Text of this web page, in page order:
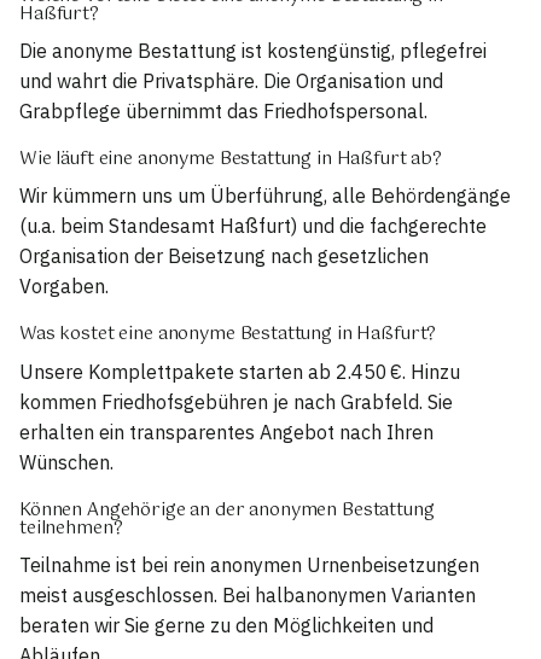
Haßfurt?
Die anonyme Bestattung ist kostengünstig, pflegefrei
und wahrt die Privatsphäre. Die Organisation und
Grabpflege übernimmt das Friedhofspersonal.
Wie läuft eine anonyme Bestattung in Haßfurt ab?
Wir kümmern uns um Überführung, alle Behördengänge
(u.a. beim Standesamt Haßfurt) und die fachgerechte
Organisation der Beisetzung nach gesetzlichen
Vorgaben.
Was kostet eine anonyme Bestattung in Haßfurt?
Unsere Komplettpakete starten ab 2.450 €. Hinzu
kommen Friedhofsgebühren je nach Grabfeld. Sie
erhalten ein transparentes Angebot nach Ihren
Wünschen.
Können Angehörige an der anonymen Bestattung
teilnehmen?
Teilnahme ist bei rein anonymen Urnenbeisetzungen
meist ausgeschlossen. Bei halbanonymen Varianten
beraten wir Sie gerne zu den Möglichkeiten und